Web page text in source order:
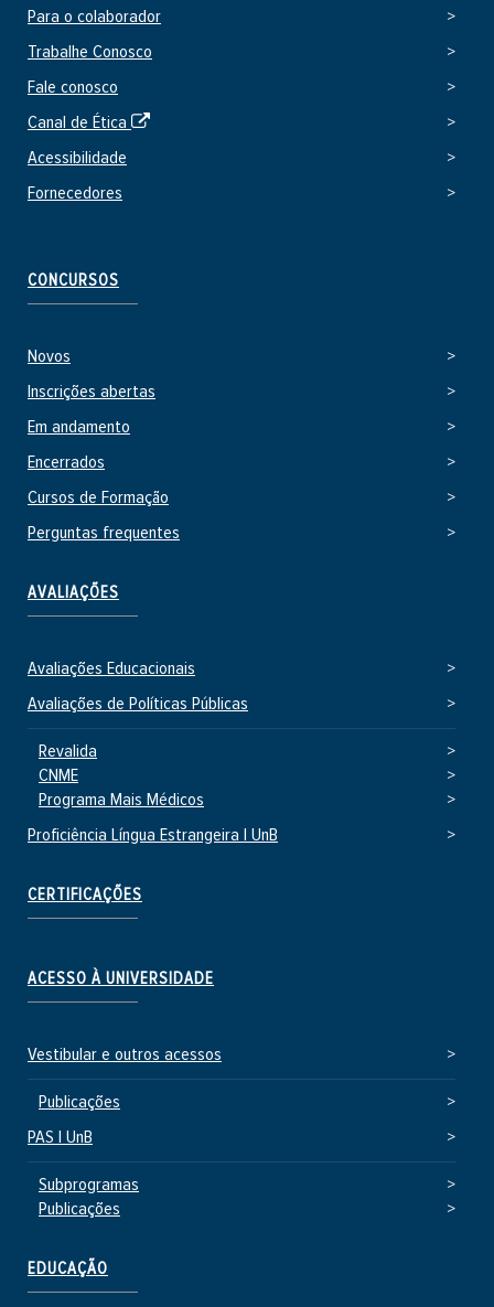
t
e
n
o
Para o colaborador
Trabalhe Conosco
Fale conosco
Canal de Ética
S
Acessibilidade
Fornecedores
CONCURSOS
Novos
Inscrições abertas
Em andamento
Encerrados
Cursos de Formação
Perguntas frequentes
AVALIAÇÕES
Avaliações Educacionais
Avaliações de Políticas Públicas
Revalida
CNME
Programa Mais Médicos
Proficiência Língua Estrangeira | UnB
CERTIFICAÇÕES
ACESSO À UNIVERSIDADE
Vestibular e outros acessos
Publicações
PAS | UnB
Subprogramas
Publicações
EDUCAÇÃO